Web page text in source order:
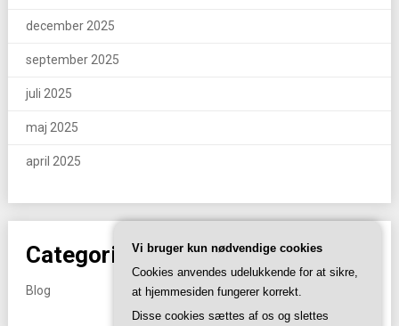
december 2025
september 2025
juli 2025
maj 2025
april 2025
Categories
Blog
Vi bruger kun nødvendige cookies
Cookies anvendes udelukkende for at sikre,
at hjemmesiden fungerer korrekt.
Disse cookies sættes af os og slettes